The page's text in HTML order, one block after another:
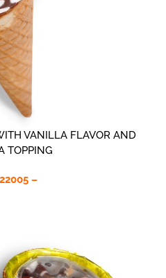
VANILLA FLAVOR AND
TOPPING
–